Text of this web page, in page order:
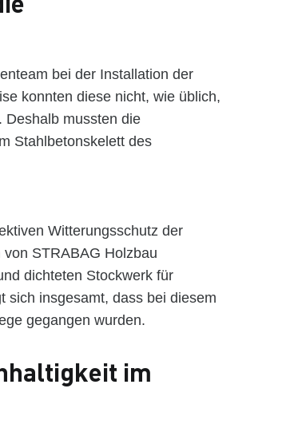
bei der Installation der
konnten diese nicht, wie üblich,
Deshalb mussten die
Stahlbetonskelett des
Witterungsschutz der
STRABAG Holzbau
dichteten Stockwerk für
sich insgesamt, dass bei diesem
gegangen wurden.
im